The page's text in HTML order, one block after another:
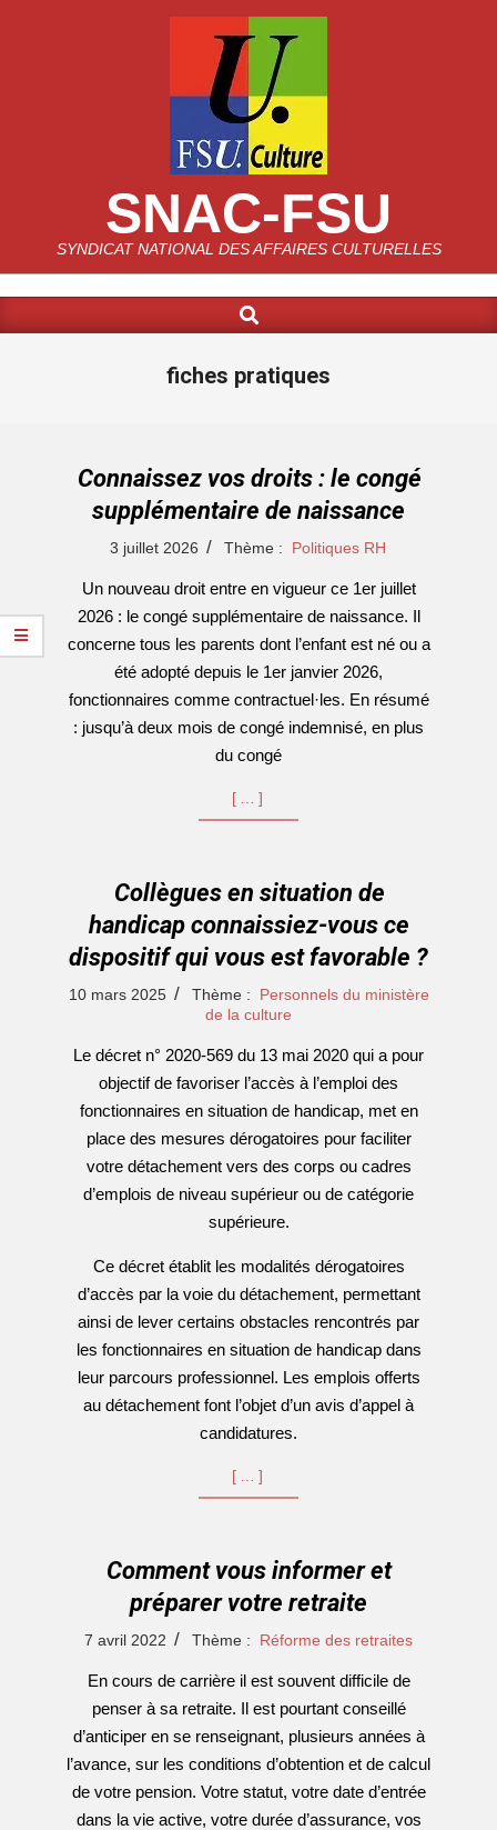
SNAC-FSU
SYNDICAT NATIONAL DES AFFAIRES CULTURELLES
Navigation
Search
fiches pratiques
Connaissez vos droits : le congé
supplémentaire de naissance
3 juillet 2026 Thème : Politiques RH
Un nouveau droit entre en vigueur ce 1er juillet
2026 : le congé supplémentaire de naissance. Il
concerne tous les parents dont l’enfant est né ou a
été adopté depuis le 1er janvier 2026,
fonctionnaires comme contractuel·les. En résumé
: jusqu’à deux mois de congé indemnisé, en plus
du congé
[…]
Collègues en situation de
handicap connaissiez-vous ce
dispositif qui vous est favorable ?
2025-
10 mars 2025 Thème :
Personnels du ministère
de la culture
Le décret n° 2020-569 du 13 mai 2020 qui a pour
objectif de favoriser l’accès à l’emploi des
fonctionnaires en situation de handicap, met en
place des mesures dérogatoires pour faciliter
votre détachement vers des corps ou cadres
d’emplois de niveau supérieur ou de catégorie
supérieure.
Ce décret établit les modalités dérogatoires
d’accès par la voie du détachement, permettant
ainsi de lever certains obstacles rencontrés par
les fonctionnaires en situation de handicap dans
leur parcours professionnel. Les emplois offerts
au détachement font l’objet d’un avis d’appel à
candidatures.
[…]
Comment vous informer et
préparer votre retraite
2022-7 avril 2022 Thème : Réforme des retraites
En cours de carrière il est souvent difficile de
penser à sa retraite. Il est pourtant conseillé
d’anticiper en se renseignant, plusieurs années à
l’avance, sur les conditions d’obtention et de calcul
de votre pension. Votre statut, votre date d’entrée
dans la vie active, votre durée d’assurance, vos